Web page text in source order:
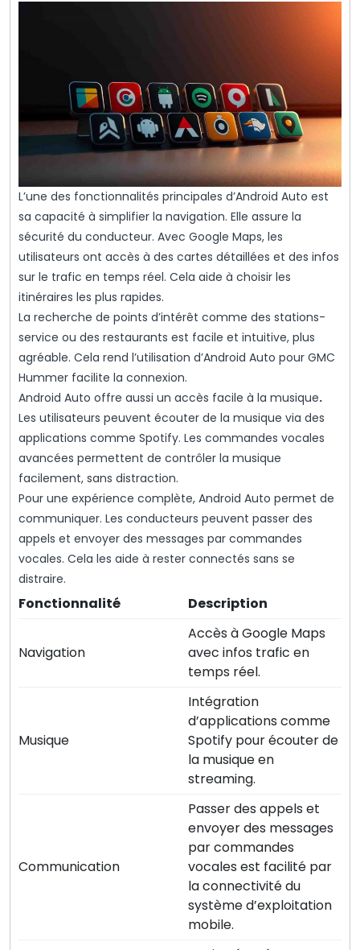
L’une des fonctionnalités principales d’Android Auto est
sa capacité à simplifier la navigation. Elle assure la
sécurité du conducteur. Avec Google Maps, les
utilisateurs ont accès à des cartes détaillées et des infos
sur le trafic en temps réel. Cela aide à choisir les
itinéraires les plus rapides.
La recherche de points d’intérêt comme des stations-
service ou des restaurants est facile et intuitive, plus
agréable. Cela rend l’utilisation d’Android Auto pour GMC
Hummer facilite la connexion.
Android Auto offre aussi un accès facile à la musique.
Les utilisateurs peuvent écouter de la musique via des
applications comme Spotify. Les commandes vocales
avancées permettent de contrôler la musique
facilement, sans distraction.
Pour une expérience complète, Android Auto permet de
communiquer. Les conducteurs peuvent passer des
appels et envoyer des messages par commandes
vocales. Cela les aide à rester connectés sans se
distraire.
Fonctionnalité Description
Navigation
Accès à Google Maps
avec infos trafic en
temps réel.
Musique
Intégration
d’applications comme
Spotify pour écouter de
la musique en
streaming.
Communication
Passer des appels et
envoyer des messages
par commandes
vocales est facilité par
la connectivité du
système d’exploitation
mobile.